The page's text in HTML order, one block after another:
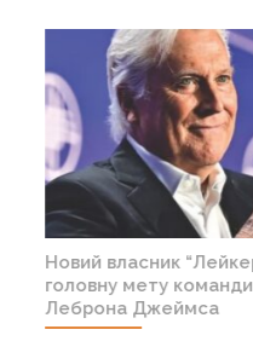
Новий власник
головну мету команди
Леброна Джеймса